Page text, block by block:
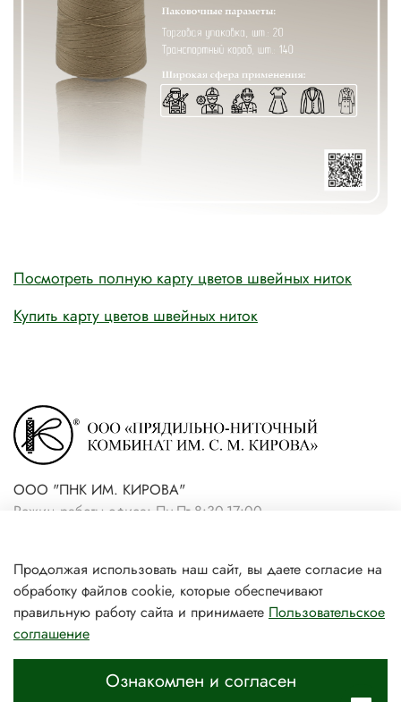
Посмотреть полную карту цветов швейных ниток
Купить карту цветов швейных ниток
ООО "ПНК ИМ. КИРОВА"
Режим работы офиса: Пн-Пт 8:30-17:00
магазин)
+7(931) 239-81-06 (розничный
магазин)
Продолжая использовать наш сайт, вы даете согласие на
обработку файлов cookie, которые обеспечивают
правильную работу сайта и принимаете Пользовательское
соглашение
Ознакомлен и согласен